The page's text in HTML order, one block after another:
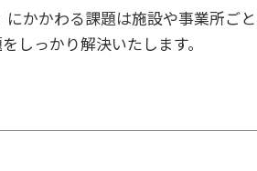
かかわる課題は施設や事業所ご
しっかり解決いたします。